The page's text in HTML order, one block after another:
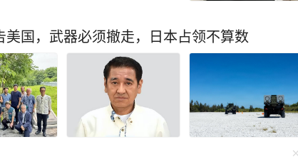
委马悦然都说：“莫
会讲故事的人并不一定会的诺贝尔奖，当莫言用魔
胆地对人性的探索来讲故事后，他就成为了世界级
才能感受到其中的趣味，收获到文字背后的魅力。
只需花费不到一顿饭的钱，就能够获得诺贝尔奖获
工作中的各种难题，少走弯路。 再说了，阅
成功了。 姑娘叫许艾
次无偿献血时了解到造血干
时候她并没想
真的会成为另一个人的希
方只有15岁，正在与白血病
国，武器必须撤走，日本占领不算数